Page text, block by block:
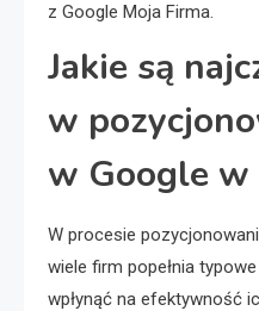
z Google Moja Firma.
Jakie są
w
w Google w
W procesie
wiele firm popełnia
wpłynąć na efektywność